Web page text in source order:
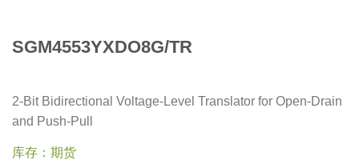
SGM4553YXDO8G/TR
2-Bit Bidirectional Voltage-Level Translator for Open-Drain
and Push-Pull
库存：期货